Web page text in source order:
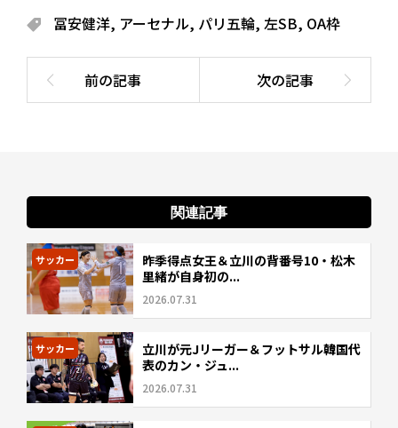
冨安健洋, アーセナル, パリ五輪, 左SB, OA枠
関連記事
サッカー
昨季得点女王＆立川の背番号10・松木
里緒が自身初の...
2026.07.31
サッカー
立川が元Jリーガー＆フットサル韓国代
表のカン・ジュ...
2026.07.31